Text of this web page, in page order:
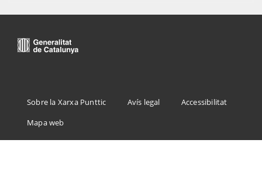
Menu
Footer
Sobre la Xarxa Punttic Avís legal
Accessibilitat
Mapa web